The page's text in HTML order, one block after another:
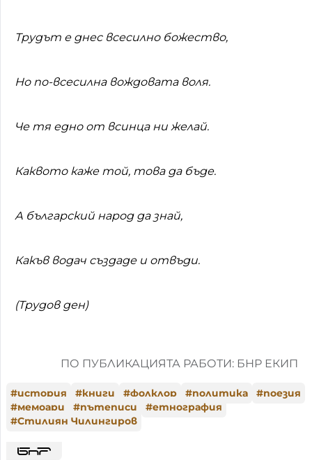
Трудът е днес всесилно божество,
Но по-всесилна вождовата воля.
Че тя едно от всинца ни желай.
Каквото каже той, това да бъде.
А българский народ да знай,
Какъв водач създаде и отвъди.
(Трудов ден)
ПО ПУБЛИКАЦИЯТА РАБОТИ: БНР ЕКИП
#история #книги #фолклор #политика #поезия
#мемоари #пътеписи #етнография
#Стилиян Чилингиров